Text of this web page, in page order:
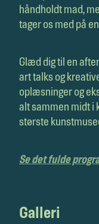
håndholdt mad,
tager os med på
Glæd dig til en
art talks og
oplæsninger og
alt sammen midt i
største
Se det fulde
Galleri